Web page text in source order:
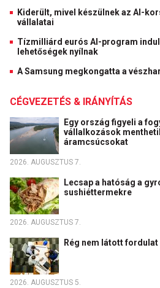
Kiderült, mivel készülnek az AI-
vállalatai
Tízmilliárd eurós AI-program
lehetőségek nyílnak
A Samsung megkongatta a
CÉGVEZETÉS & IRÁNYÍTÁS
Egy ország figyeli a
vállalkozások
áramcsúcsokat
2026. AUGUSZTUS 7.
Lecsap a hatóság a
sushiéttermekre
2026. AUGUSZTUS 7.
Rég nem látott
2026. AUGUSZTUS 5.